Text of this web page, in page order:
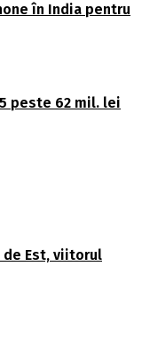
în India pentru
peste 62 mil. lei
de Est, viitorul